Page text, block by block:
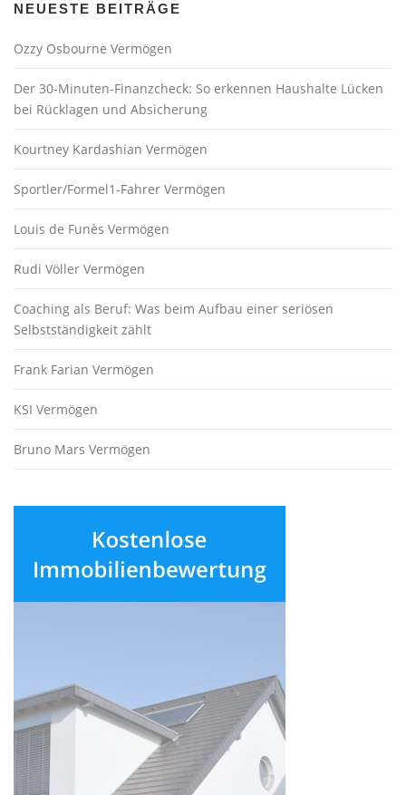
NEUESTE BEITRÄGE
Ozzy Osbourne Vermögen
Der 30-Minuten-Finanzcheck: So erkennen Haushalte Lücken
bei Rücklagen und Absicherung
Kourtney Kardashian Vermögen
Sportler/Formel1-Fahrer Vermögen
Louis de Funès Vermögen
Rudi Völler Vermögen
Coaching als Beruf: Was beim Aufbau einer seriösen
Selbstständigkeit zählt
Frank Farian Vermögen
KSI Vermögen
Bruno Mars Vermögen